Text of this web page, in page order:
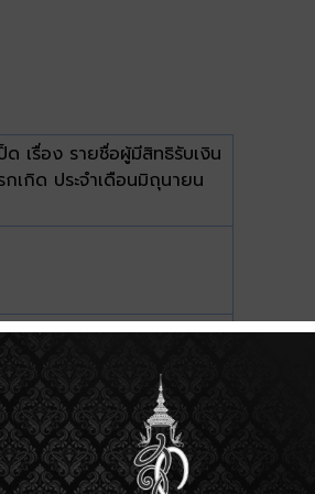
ด เรื่อง รายชื่อผู้มีสิทธิรับเงิน
เกิด ประจำเดือนมิถุนายน